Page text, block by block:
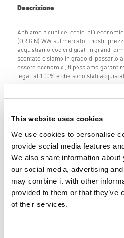
This website uses cookies
We use cookies to personalise
provide social media features
We also share information
our social media, advertising
may combine it with other
provided to them or that they’ve
of their services.
Descrizione
Abbiamo alcuni dei codici più
(ORIGIN) WW sul mercato. I nostri
acquistiamo codici digitali in grandi
scontato e siamo in grado di passarlo
essere economici, ti possiamo
legali al 100% e che sono stati
2 PC (ORIGIN) WW istantaneamente e
La nostra Live Chat (24/7) e il nostro
sono sempre disponibili in caso ci
riguardo al codice di Dragon Age 2 PC
Il nostro sistema di acquisto facile che
non contiene alcun modulo fastidioso
richiede solamente un indirizzo email
valido, così da rendere il processo di
(ORIGIN) WW da livecards.net veloce e